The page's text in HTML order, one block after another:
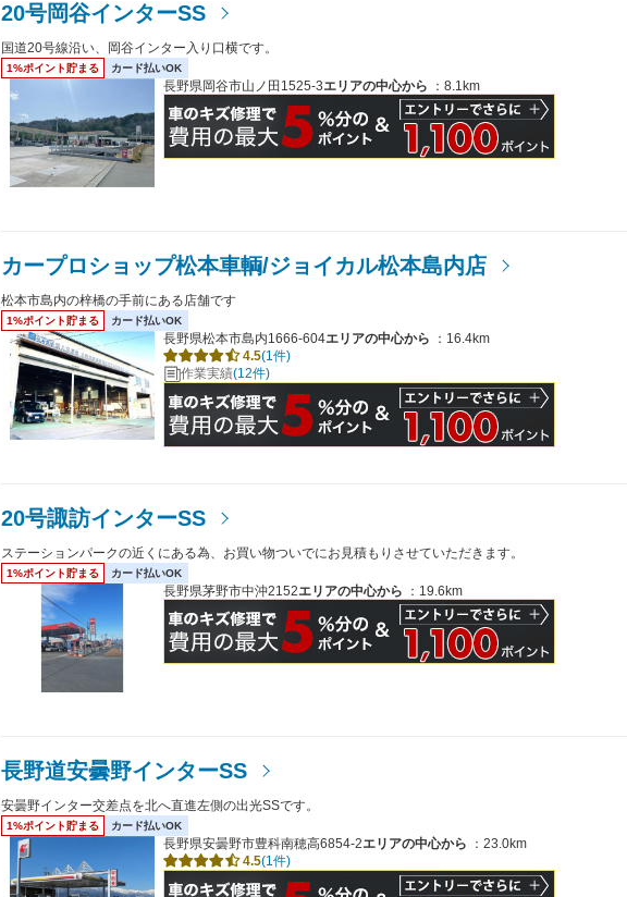
20号岡谷インターSS
国道20号線沿い、岡谷インター入り口横です。
1%ポイント貯まる カード払いOK
長野県岡谷市山ノ田1525-3エリアの中心から ：8.1km
カープロショップ松本車輌/ジョイカル松本島内店
松本市島内の梓橋の手前にある店舗です
1%ポイント貯まる カード払いOK
長野県松本市島内1666-604エリアの中心から
：16.4km
4.5(1件)
作業実績(12件)
20号諏訪インターSS
ステーションパークの近くにある為、お買い物ついでにお見積もりさせていただきます。
1%ポイント貯まる カード払いOK
長野県茅野市中沖2152エリアの中心から ：19.6km
長野道安曇野インターSS
安曇野インター交差点を北へ直進左側の出光SSです。
1%ポイント貯まる カード払いOK
長野県安曇野市豊科南穂高6854-2エリアの中心から
：23.0km
4.5(1件)